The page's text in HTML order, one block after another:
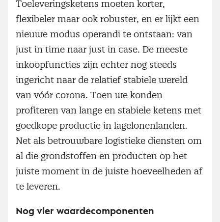
Toeleveringsketens moeten korter,
flexibeler maar ook robuster, en er lijkt een
nieuwe modus operandi te ontstaan: van
just in time naar just in case. De meeste
inkoopfuncties zijn echter nog steeds
ingericht naar de relatief stabiele wereld
van vóór corona. Toen we konden
profiteren van lange en stabiele ketens met
goedkope productie in lagelonenlanden.
Net als betrouwbare logistieke diensten om
al die grondstoffen en producten op het
juiste moment in de juiste hoeveelheden af
te leveren.
Nog vier waardecomponenten